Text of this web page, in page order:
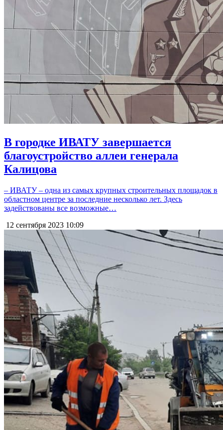
В городке ИВАТУ завершается
благоустройство аллеи генерала
Калицова
– ИВАТУ – одна из самых крупных строительных площадок в
областном центре за последние несколько лет. Здесь
задействованы все возможные…
12 сентября 2023 10:09